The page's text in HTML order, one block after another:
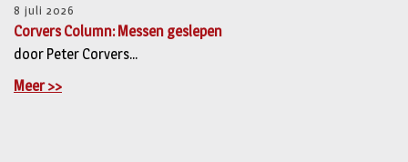
8 juli 2026
Corvers Column: Messen geslepen
door Peter Corvers...
Meer >>